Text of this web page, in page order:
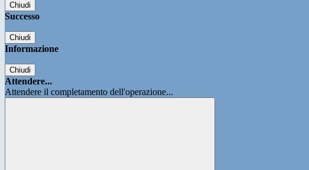
Chiudi
Successo
Chiudi
Informazione
Chiudi
Attendere...
Attendere il completamento dell'operazione...